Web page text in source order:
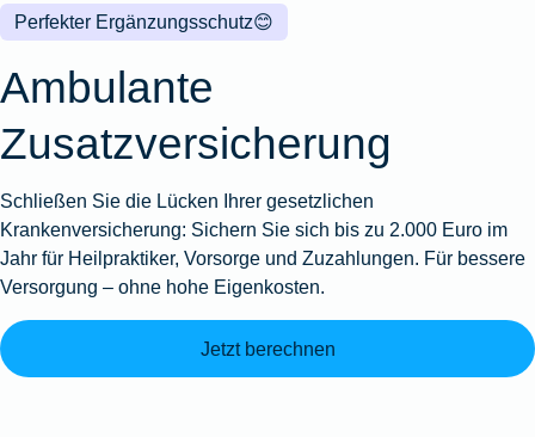
Produktübersicht
Zur
😊
Perfekter Ergänzungsschutz
Ambulante
Zusatzversicherung
Schließen Sie die Lücken Ihrer gesetzlichen
Krankenversicherung: Sichern Sie sich bis zu 2.000 Euro im
Jahr für Heilpraktiker, Vorsorge und Zuzahlungen. Für bessere
Versorgung – ohne hohe Eigenkosten.
Jetzt berechnen